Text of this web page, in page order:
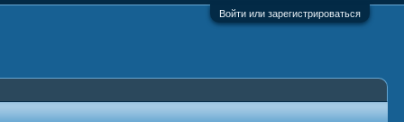
Войти или зарегистрироваться